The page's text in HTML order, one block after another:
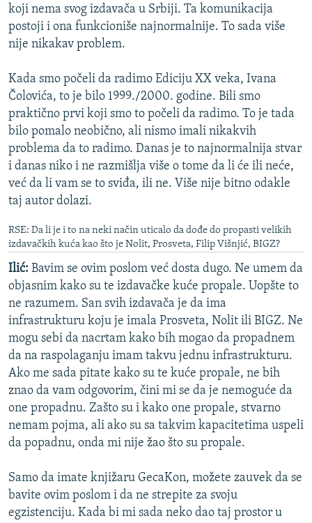
koji nema svog izdavača u Srbiji. Ta komunikacija
postoji i ona funkcioniše najnormalnije. To sada više
nije nikakav problem.
Kada smo počeli da radimo Ediciju XX veka, Ivana
Čolovića, to je bilo 1999./2000. godine. Bili smo
praktično prvi koji smo to počeli da radimo. To je tada
bilo pomalo neobično, ali nismo imali nikakvih
problema da to radimo. Danas je to najnormalnija stvar
i danas niko i ne razmišlja više o tome da li će ili neće,
već da li vam se to sviđa, ili ne. Više nije bitno odakle
taj autor dolazi.
RSE: Da li je i to na neki način uticalo da dođe do propasti velikih
izdavačkih kuća kao što je Nolit, Prosveta, Filip Višnjić, BIGZ?
Ilić: Bavim se ovim poslom već dosta dugo. Ne umem da
objasnim kako su te izdavačke kuće propale. Uopšte to
ne razumem. San svih izdavača je da ima
infrastrukturu koju je imala Prosveta, Nolit ili BIGZ. Ne
mogu sebi da nacrtam kako bih mogao da propadnem
da na raspolaganju imam takvu jednu infrastrukturu.
Ako me sada pitate kako su te kuće propale, ne bih
znao da vam odgovorim, čini mi se da je nemoguće da
one propadnu. Zašto su i kako one propale, stvarno
nemam pojma, ali ako su sa takvim kapacitetima uspeli
da popadnu, onda mi nije žao što su propale.
Samo da imate knjižaru GecaKon, možete zauvek da se
bavite ovim poslom i da ne strepite za svoju
egzistenciju. Kada bi mi sada neko dao taj prostor u